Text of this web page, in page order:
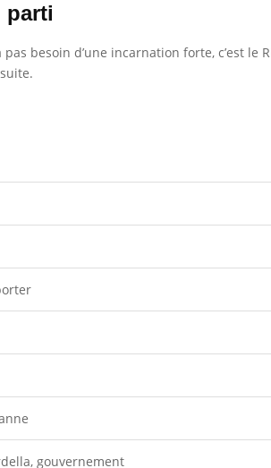
parti
besoin d’une incarnation forte, c’est le
gouvernement